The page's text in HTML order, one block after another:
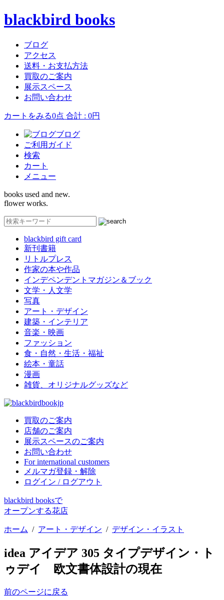
blackbird books
ブログ
アクセス
送料・お支払方法
買取のご案内
展示スペース
お問い合わせ
カートをみる0点 合計 : 0円
ブログ
ご利用ガイド
検索
カート
メニュー
books used and new.
flower works.
blackbird gift card
新刊書籍
リトルプレス
作家の本や作品
インデペンデントマガジン＆ブック
文学・人文学
写真
アート・デザイン
建築・インテリア
音楽・映画
ファッション
食・自然・生活・福祉
絵本・童話
漫画
雑貨、オリジナルグッズなど
買取のご案内
店舗のご案内
展示スペースのご案内
お問い合わせ
For international customers
メルマガ登録・解除
ログイン / ログアウト
blackbird booksで
オープンする花店
ホーム / アート・デザイン / デザイン・イラスト
idea アイデア 305 タイプデザイン・ト
ゥデイ 欧文書体設計の現在
前のページに戻る